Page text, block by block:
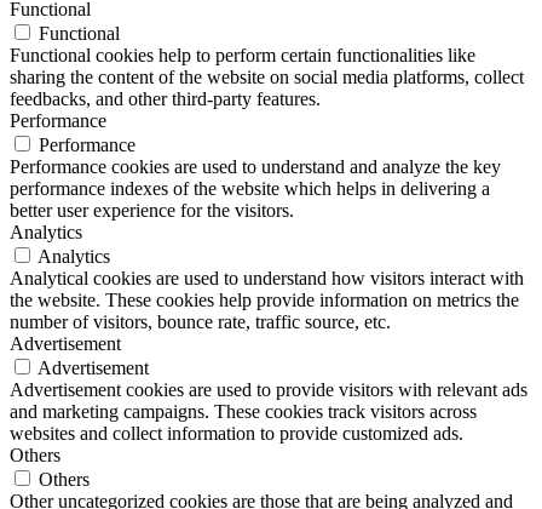
Functional
Functional
Functional cookies help to perform certain functionalities like
sharing the content of the website on social media platforms, collect
feedbacks, and other third-party features.
Performance
Performance
Performance cookies are used to understand and analyze the key
performance indexes of the website which helps in delivering a
better user experience for the visitors.
Analytics
Analytics
Analytical cookies are used to understand how visitors interact with
the website. These cookies help provide information on metrics the
number of visitors, bounce rate, traffic source, etc.
Advertisement
Advertisement
Advertisement cookies are used to provide visitors with relevant ads
and marketing campaigns. These cookies track visitors across
websites and collect information to provide customized ads.
Others
Others
Other uncategorized cookies are those that are being analyzed and